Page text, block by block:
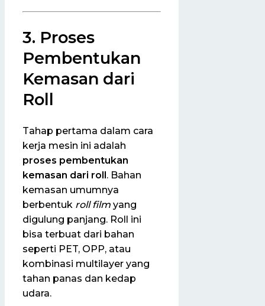
3. Proses
Pembentukan
Kemasan dari
Roll
Tahap pertama dalam cara
kerja mesin ini adalah
proses pembentukan
kemasan dari roll. Bahan
kemasan umumnya
berbentuk roll film yang
digulung panjang. Roll ini
bisa terbuat dari bahan
seperti PET, OPP, atau
kombinasi multilayer yang
tahan panas dan kedap
udara.